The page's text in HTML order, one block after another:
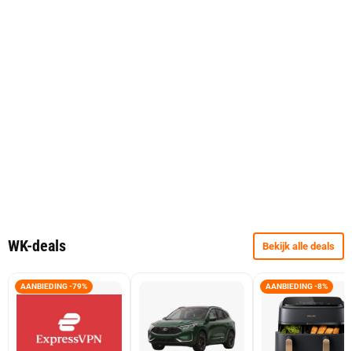
WK-deals Bekijk alle deals
AANBIEDING -79% AANBIEDING -8%